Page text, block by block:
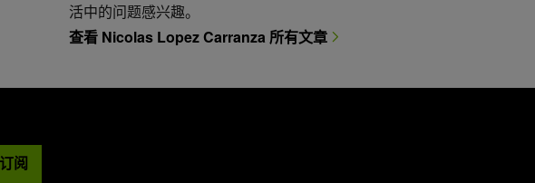
活中的问题感兴趣。
查看 Nicolas Lopez Carranza 所有文章
订阅